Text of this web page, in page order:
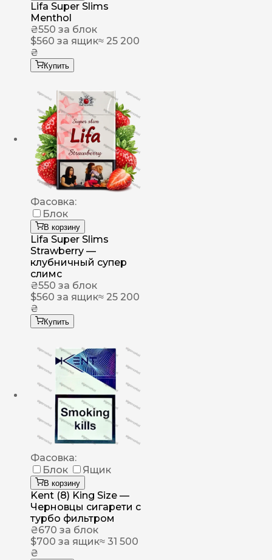
Lifa Super Slims
Menthol
₴550 за блок
$560 за ящик≈ 25 200
₴
Купить
Фасовка:
Блок
В корзину
Lifa Super Slims
Strawberry —
клубничный супер
слимс
₴550 за блок
$560 за ящик≈ 25 200
₴
Купить
Фасовка:
Блок
Ящик
В корзину
Kent (8) King Size —
Черновцы сигарети с
турбо фильтром
₴670 за блок
$700 за ящик≈ 31 500
₴